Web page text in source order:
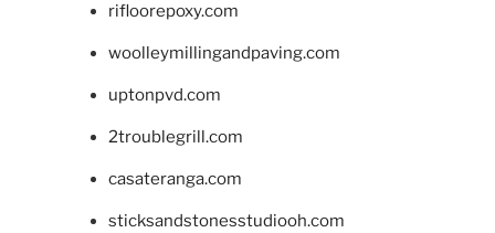
rifloorepoxy.com
woolleymillingandpaving.com
uptonpvd.com
2troublegrill.com
casateranga.com
sticksandstonesstudiooh.com